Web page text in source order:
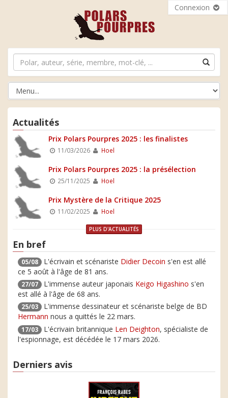
Connexion
Actualités
Prix Polars Pourpres 2025 : les finalistes
11/03/2026 Hoel
Prix Polars Pourpres 2025 : la présélection
25/11/2025 Hoel
Prix Mystère de la Critique 2025
11/02/2025 Hoel
PLUS D'ACTUALITÉS
En bref
05/08 L'écrivain et scénariste Didier Decoin s'en est allé
ce 5 août à l'âge de 81 ans.
27/07 L'immense auteur japonais Keigo Higashino s'en
est allé à l'âge de 68 ans.
25/03
L'immense dessinateur et scénariste belge de BD
Hermann nous a quittés le 22 mars.
17/03 L'écrivain britannique Len Deighton, spécialiste de
l'espionnage, est décédée le 17 mars 2026.
Derniers avis